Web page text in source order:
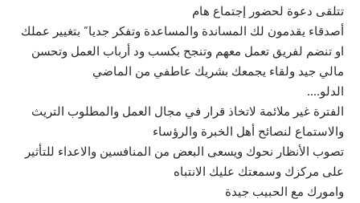
تتلقى دعوة لحضور إجتماع هام
أصدقاء يقدمون لك المساندة والمساعدة وتفكر جديا” بتغيير عملك
او تنضم لفريق تعمل معهم وتنجح بكسب ود أرباب العمل وتحسن
مالي جيد ولقاء يجمعك بشريك عاطفي من الماضي
الدلو….
الفترة غير ملائمة لاتخاذ قرار في مجال العمل والمطلوب التريث
والاستماع لنصائح أهل الخبرة والرؤساء
تصوب الأنظار نحوك ويسعى البعض من المنافسين والاعداء للتأثير
على مركزك وسمعتك عليك الانتباه
وامورك مع الحبيب جيدة